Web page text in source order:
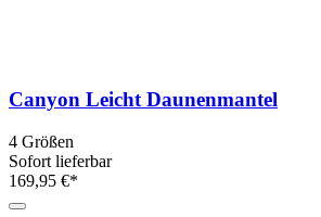
Canyon Leicht Daunenmantel
4 Größen
Sofort lieferbar
169,95 €*